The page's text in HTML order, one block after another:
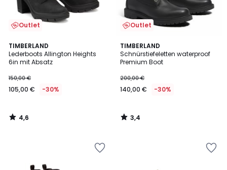
Outlet
TIMBERLAND
Lederboots Allington Heights
6in mit Absatz
150,00 €
105,00 € -30%
4,6
/ 5
4,6
/
Outlet
TIMBERLAND
Schnürstiefeletten waterproof
Premium Boot
200,00 €
140,00 € -30%
3,4
/ 5
3,4
/